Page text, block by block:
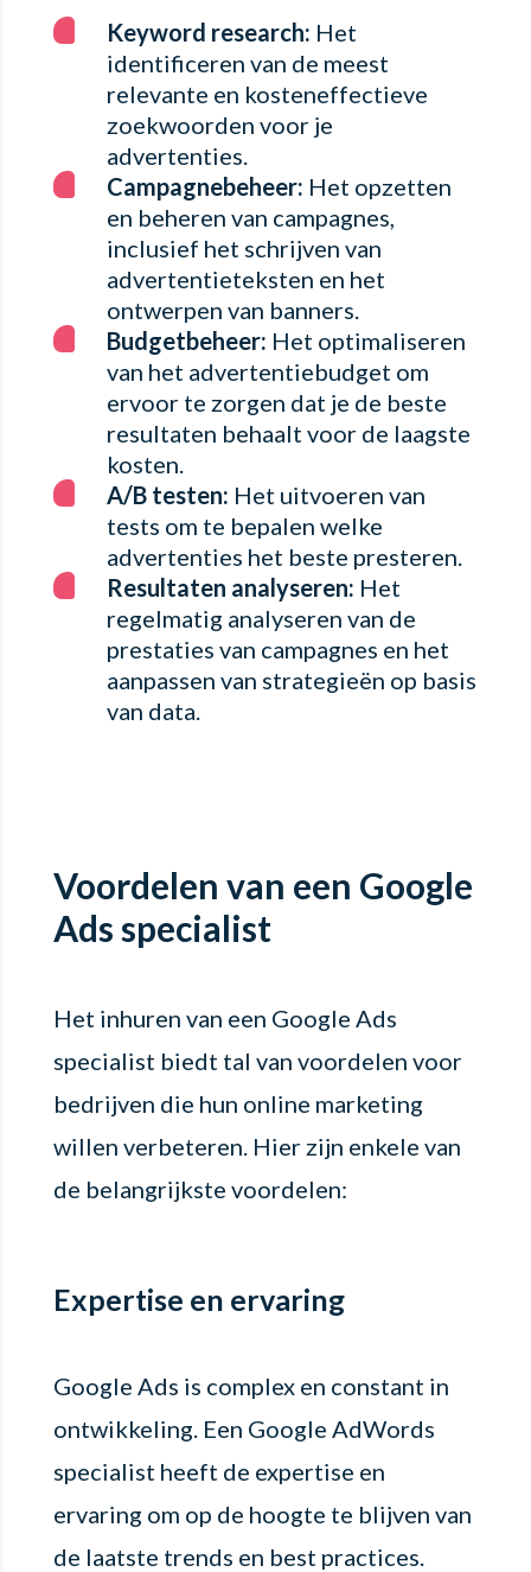
Keyword research: Het
identificeren van de meest
relevante en kosteneffectieve
zoekwoorden voor je
advertenties.
Campagnebeheer: Het opzetten
en beheren van campagnes,
inclusief het schrijven van
advertentieteksten en het
ontwerpen van banners.
Budgetbeheer: Het optimaliseren
van het advertentiebudget om
ervoor te zorgen dat je de beste
resultaten behaalt voor de laagste
kosten.
A/B testen: Het uitvoeren van
tests om te bepalen welke
advertenties het beste presteren.
Resultaten analyseren: Het
regelmatig analyseren van de
prestaties van campagnes en het
aanpassen van strategieën op basis
van data.
Voordelen van een Google
Ads specialist
Het inhuren van een Google Ads
specialist biedt tal van voordelen voor
bedrijven die hun online marketing
willen verbeteren. Hier zijn enkele van
de belangrijkste voordelen:
Expertise en ervaring
Google Ads is complex en constant in
ontwikkeling. Een Google AdWords
specialist heeft de expertise en
ervaring om op de hoogte te blijven van
de laatste trends en best practices.